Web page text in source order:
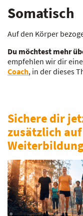
Somatisch
Auf den Körper
Du möchtest mehr
empfehlen wir dir
Coach, in der dieses
Sichere dir
zusätzlich auf